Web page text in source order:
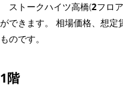
ストークハイツ高橋(2フロア
ができます。 相場価格、想
ものです。
1階